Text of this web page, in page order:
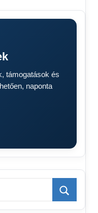
támogatások és
naponta
Search